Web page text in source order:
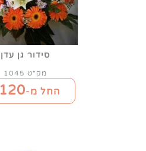
סידור גן עדן
מק"ט 1045
החל מ-₪120